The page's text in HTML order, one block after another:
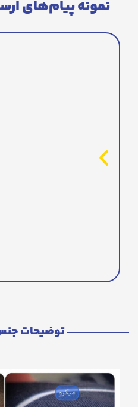
نمونه پیام‌های
توضیحات